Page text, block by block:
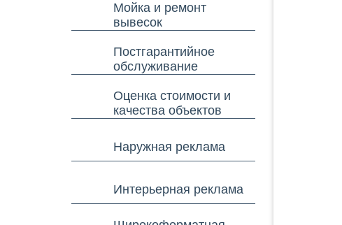
Мойка и ремонт
вывесок
Постгарантийное
обслуживание
Оценка стоимости и
качества объектов
Наружная реклама
Интерьерная реклама